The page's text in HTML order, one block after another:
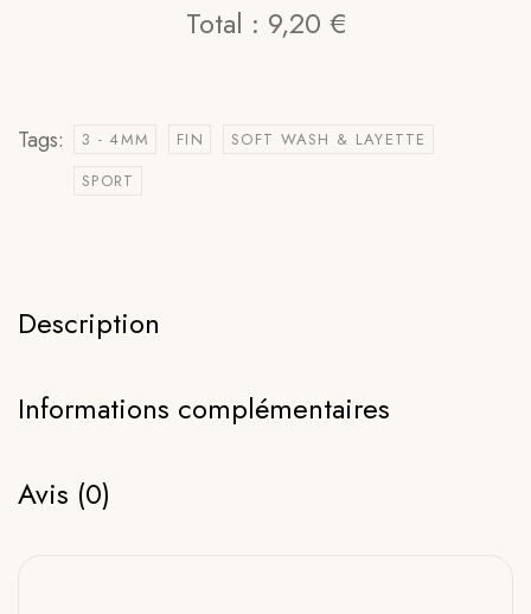
Total : 9,20 €
Tags: 3 - 4MM FIN
SOFT WASH & LAYETTE
SPORT
Description
Informations complémentaires
Avis (0)